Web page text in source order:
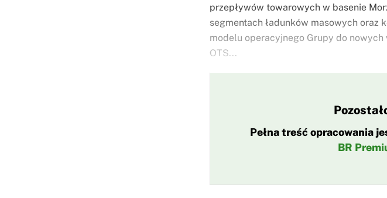
przepływów towarowych w basenie
segmentach ładunków masowych oraz
modelu operacyjnego Grupy do
OTS...
Pełna treść opracowania
BR